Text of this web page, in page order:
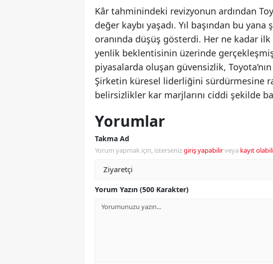
Kâr tahminindeki revizyonun ardından
değer kaybı yaşadı. Yıl başından bu
oranında düşüş gösterdi. Her ne kadar ilk
yenlik beklentisinin üzerinde
piyasalarda oluşan güvensizlik,
Şirketin küresel liderliğini sürdürmesine
belirsizlikler kar marjlarını ciddi şekilde
Yorumlar
Takma Ad
Yorum yapmak için, istersenizgiriş yapabilirveya kayıt
Yorum Yazın (500 Karakter)